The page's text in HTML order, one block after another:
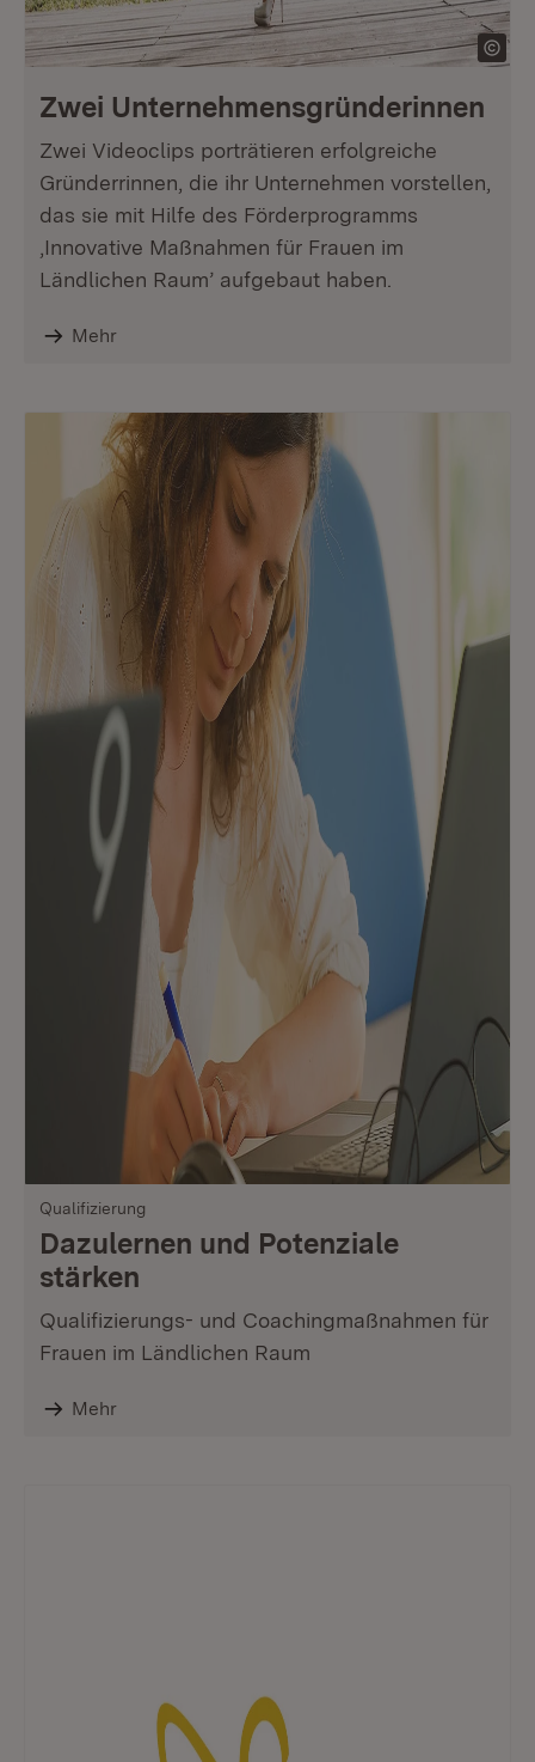
Zwei Unternehmens­gründerinnen
Zwei Videoclips porträtieren erfolgreiche
Gründerrinnen, die ihr Unternehmen vorstellen,
das sie mit Hilfe des Förderprogramms
,Innovative Maßnahmen für Frauen im
Ländlichen Raum’ aufgebaut haben.
Mehr
Qualifizierung
Dazulernen und Potenziale
stärken
Qualifizierungs- und Coachingmaßnahmen für
Frauen im Ländlichen Raum
Mehr